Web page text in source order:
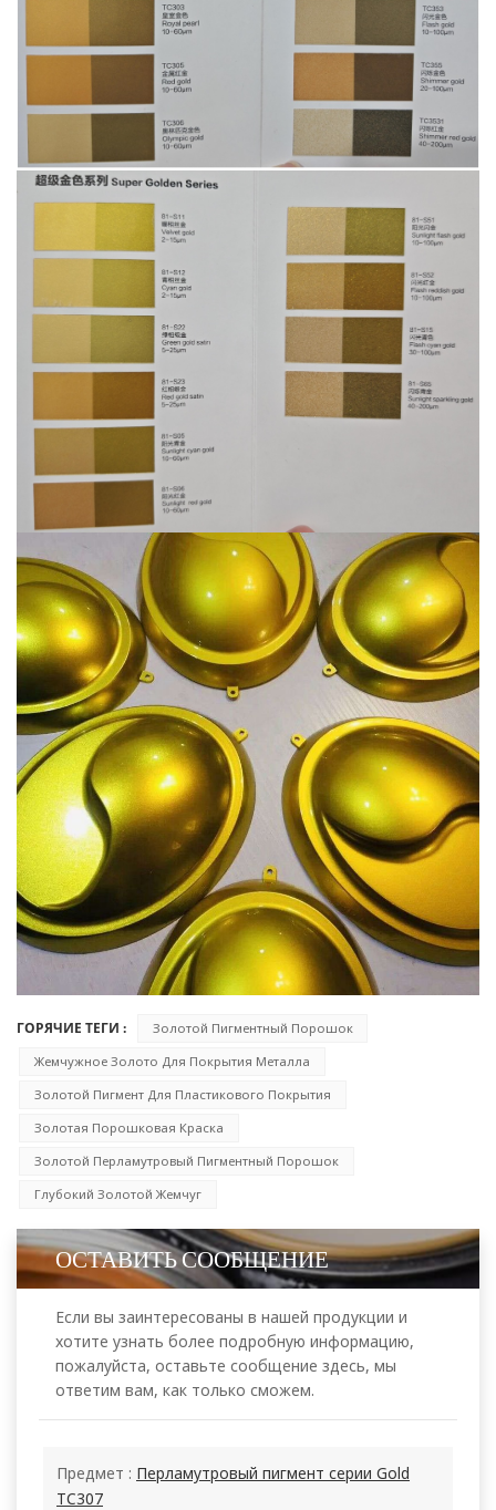
ГОРЯЧИЕ ТЕГИ :
Золотой Пигментный Порошок
Жемчужное Золото Для Покрытия Металла
Золотой Пигмент Для Пластикового Покрытия
Золотая Порошковая Краска
Золотой Перламутровый Пигментный Порошок
Глубокий Золотой Жемчуг
ОСТАВИТЬ СООБЩЕНИЕ
Если вы заинтересованы в нашей продукции и
хотите узнать более подробную информацию,
пожалуйста, оставьте сообщение здесь, мы
ответим вам, как только сможем.
Предмет : Перламутровый пигмент серии Gold
TC307